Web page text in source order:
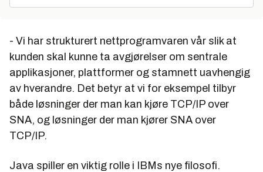
- Vi har strukturert nettprogramvaren vår slik at
kunden skal kunne ta avgjørelser om sentrale
applikasjoner, plattformer og stamnett uavhengig
av hverandre. Det betyr at vi for eksempel tilbyr
både løsninger der man kan kjøre TCP/IP over
SNA, og løsninger der man kjører SNA over
TCP/IP.
Java spiller en viktig rolle i IBMs nye filosofi.